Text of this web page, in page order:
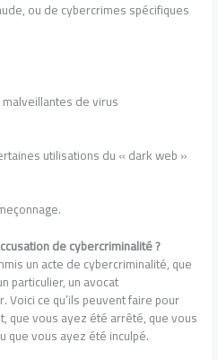
ou de cybercrimes spécifiques
de virus
utilisations du « dark web »
de cybercriminalité ?
un acte de cybercriminalité, que
particulier, un avocat
Voici ce qu’ils peuvent faire pour
que vous ayez été arrêté, que vous
que vous ayez été inculpé.